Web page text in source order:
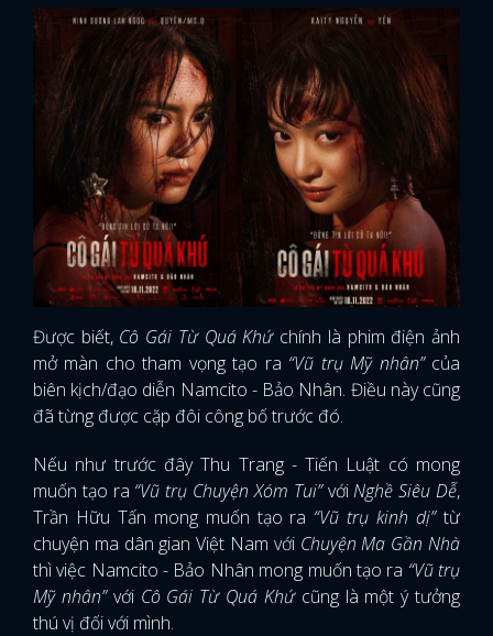
Được biết, Cô Gái Từ Quá Khứ chính là phim điện ảnh
mở màn cho tham vọng tạo ra “Vũ trụ Mỹ nhân” của
biên kịch/đạo diễn Namcito - Bảo Nhân. Điều này cũng
đã từng được cặp đôi công bố trước đó.
Nếu như trước đây Thu Trang - Tiến Luật có mong
muốn tạo ra “Vũ trụ Chuyện Xóm Tui”vớiNghề Siêu Dễ,
Trần Hữu Tấn mong muốn tạo ra “Vũ trụ kinh dị”từ
chuyện ma dân gian Việt Nam với Chuyện Ma Gần Nhà
thì việc Namcito - Bảo Nhân mong muốn tạo ra “Vũ trụ
Mỹ nhân” với Cô Gái Từ Quá Khứcũng là một ý tưởng
thú vị đối với mình.